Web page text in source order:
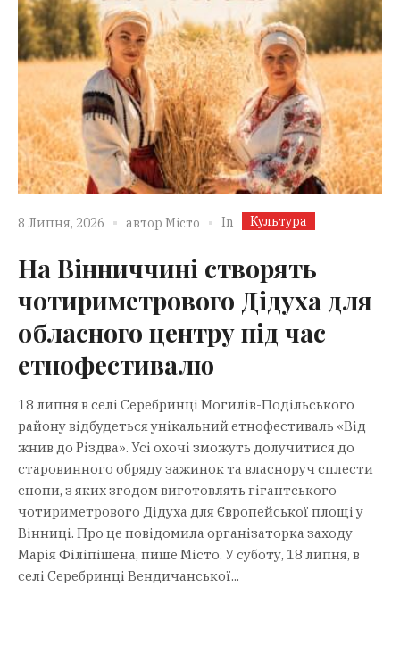
8 Липня, 2026 автор Місто In Культура
На Вінниччині створять
чотириметрового Дідуха для
обласного центру під час
етнофестивалю
18 липня в селі Серебринці Могилів-Подільського
району відбудеться унікальний етнофестиваль «Від
жнив до Різдва». Усі охочі зможуть долучитися до
старовинного обряду зажинок та власноруч сплести
снопи, з яких згодом виготовлять гігантського
чотириметрового Дідуха для Європейської площі у
Вінниці. Про це повідомила організаторка заходу
Марія Філіпішена, пише Місто. У суботу, 18 липня, в
селі Серебринці Вендичанської...